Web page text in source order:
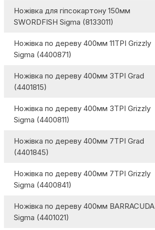
Ножівка для гіпсокартону 150мм
SWORDFISH Sigma (8133011)
Ножівка по дереву 400мм 11TPI Grizzly
Sigma (4400871)
Ножівка по дереву 400мм 3TPI Grad
(4401815)
Ножівка по дереву 400мм 3TPI Grizzly
Sigma (4400811)
Ножівка по дереву 400мм 7TPI Grad
(4401845)
Ножівка по дереву 400мм 7TPI Grizzly
Sigma (4400841)
Ножівка по дереву 400мм BARRACUDA
Sigma (4401021)